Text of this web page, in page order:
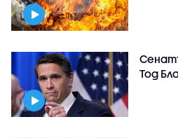
Тод